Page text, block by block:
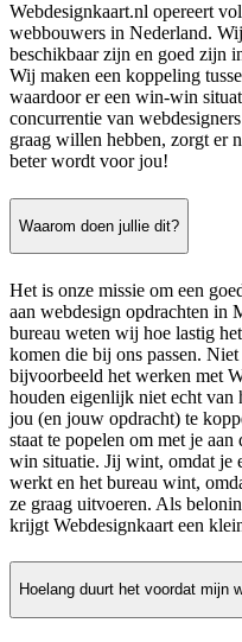
Webdesignkaart.nl opereert
webbouwers in Nederland.
beschikbaar zijn en goed zijn
Wij maken een koppeling
waardoor er een win-win
concurrentie van
graag willen hebben, zorgt er
beter wordt voor jou!
Waarom doen jullie dit?
Het is onze missie om een
aan webdesign opdrachten in
bureau weten wij hoe lastig
komen die bij ons passen.
bijvoorbeeld het werken met
houden eigenlijk niet echt van
jou (en jouw opdracht) te
staat te popelen om met je
win situatie. Jij wint, omdat je
werkt en het bureau wint,
ze graag uitvoeren. Als
krijgt Webdesignkaart een
Hoelang duurt het voordat mijn